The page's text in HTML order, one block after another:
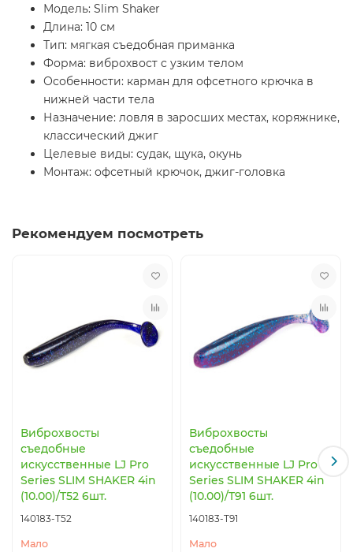
Модель: Slim Shaker
Длина: 10 см
Тип: мягкая съедобная приманка
Форма: виброхвост с узким телом
Особенности: карман для офсетного крючка в
нижней части тела
Назначение: ловля в заросших местах, коряжнике,
классический джиг
Целевые виды: судак, щука, окунь
Монтаж: офсетный крючок, джиг-головка
Рекомендуем посмотреть
Виброхвосты
съедобные
искусственные LJ Pro
Series SLIM SHAKER 4in
(10.00)/T52 6шт.
140183-T52
Мало
Виброхвосты
съедобные
искусственные LJ Pro
Series SLIM SHAKER 4in
(10.00)/T91 6шт.
140183-T91
Мало